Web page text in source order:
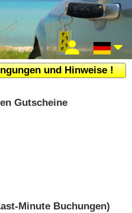
und Hinweise !
Gutscheine
Minute Buchungen)